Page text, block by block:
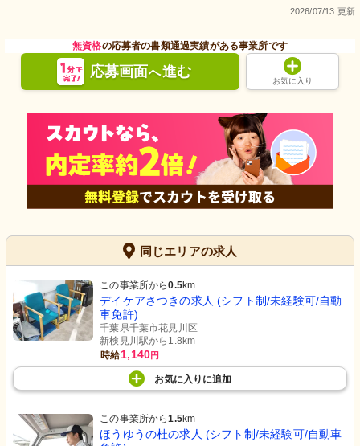
2026/07/13 更新
無資格の応募者の書類通過実績がある事業所です
応募画面へ進む
お気に入り
同じエリアの求人
この事業所から0.5km
デイケアさつきの求人 (シフト制/未経験可/自動
車免許)
千葉県千葉市花見川区
新検見川駅から1.8km
時給1,140円
お気に入り に追加
この事業所から1.5km
ほうゆうの杜の求人 (シフト制/未経験可/自動車